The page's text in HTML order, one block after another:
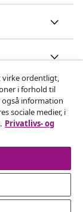
vidaXL
virke ordentligt,
i forhold til
også information
sociale medier, i
Privatlivs- og